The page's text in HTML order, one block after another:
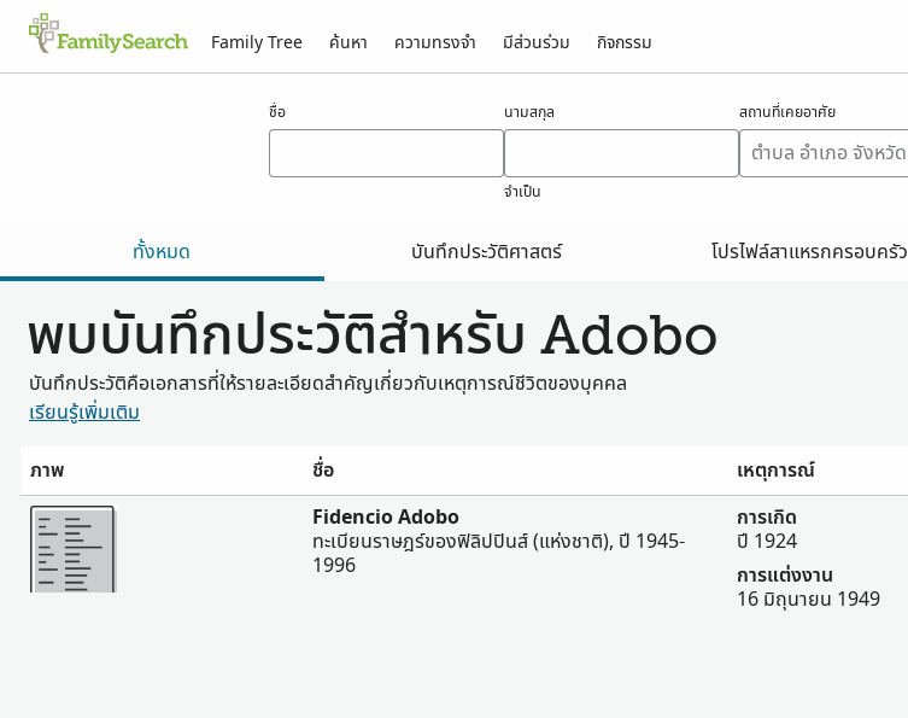
Family Tree ค้นหา ความทรงจำ มีส่วนร่วม กิจกรรม
ชื่อ นามสกุล
จำเป็น
สถานที่เคยอาศัย
ทั้งหมด บันทึกประวัติศาสตร์ โปรไฟล์สาแหรกครอบครัว
พบบันทึกประวัติสำหรับ Adobo
บันทึกประวัติคือเอกสารที่ให้รายละเอียดสำคัญเกี่ยวกับเหตุการณ์ชีวิตของบุคคล
เรียนรู้เพิ่มเติม
ภาพ ชื่อ เหตุการณ์
มากขึ้น
Fidencio Adobo
ทะเบียนราษฎร์ของฟิลิปปินส์ (แห่งชาติ), ปี 1945-
1996
การเกิด
ปี 1924
การแต่งงาน
16 มิถุนายน 1949